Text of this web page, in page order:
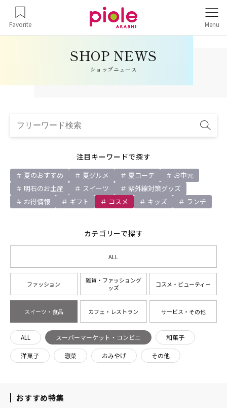
Favorite Menu
ショップニュース
注目キーワードで探す
夏のおすすめ 夏グルメ 夏コーデ
お中元
明石のお土産
スイーツ
紫外線対策グッズ
お得情報
ギフト コスメ キッズ ランチ
カテゴリーで探す
ALL
ファッション
雑貨・ファッショング
ッズ
コスメ・ビューティー
スイーツ・食品 カフェ・レストラン サービス・その他
ALL スーパーマーケット・コンビニ 和菓子
洋菓子 惣菜 おみやげ その他
おすすめ特集